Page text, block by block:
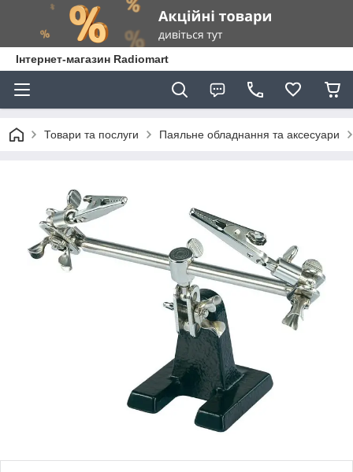
Інтернет-магазин Radiomart
Товари та послуги Паяльне обладнання та аксесуари